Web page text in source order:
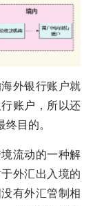
外银行账户就
账户，所以还
目的。
流动的一种解
外汇出入境的
有外汇管制相